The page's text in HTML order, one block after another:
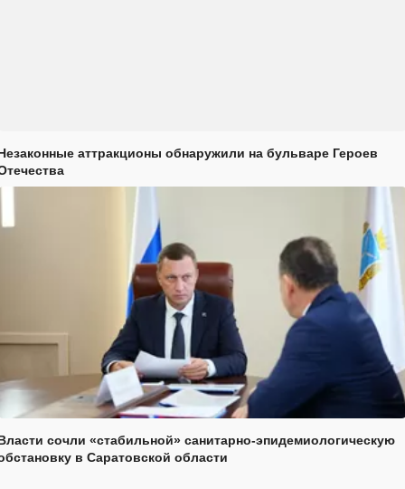
аттракционы обнаружили на бульваре Героев
сочли «стабильной» санитарно-эпидемиологическую
в Саратовской области